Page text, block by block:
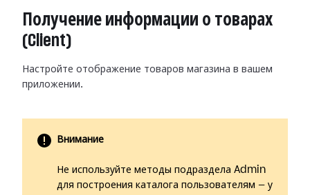
Получение информации о товарах
(Client)
Настройте отображение товаров магазина в вашем
приложении.
Внимание
Не используйте методы подраздела Admin
для построения каталога пользователям — у